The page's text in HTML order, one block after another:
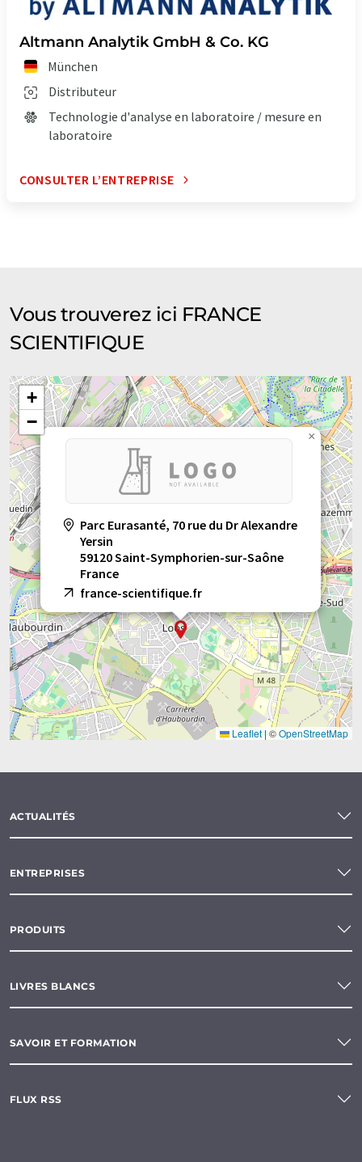
Altmann Analytik GmbH & Co. KG
München
Distributeur
Technologie d'analyse en laboratoire / mesure en
laboratoire
CONSULTER L’ENTREPRISE
Vous trouverez ici FRANCE
SCIENTIFIQUE
Parc Eurasanté, 70 rue du Dr Alexandre
Yersin
59120 Saint-Symphorien-sur-Saône
France
france-scientifique.fr
×
+
−
Leaflet | ©OpenStreetMap
ACTUALITÉS
ENTREPRISES
PRODUITS
LIVRES BLANCS
SAVOIR ET FORMATION
FLUX RSS